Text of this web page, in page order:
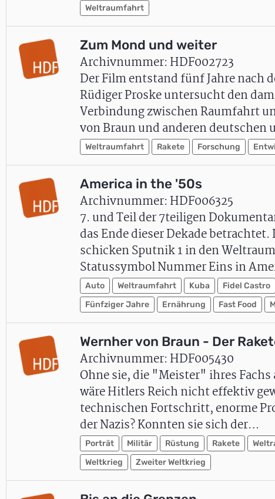
Weltraumfahrt
Zum Mond und weiter
Archivnummer: HDF002723
Der Film entstand fünf Jahre nach
Rüdiger Proske untersucht den
Verbindung zwischen Raumfahrt
von Braun und anderen
Weltraumfahrt Rakete Forschung
America in the '50s
Archivnummer: HDF006325
7. und Teil der 7teiligen
das Ende dieser Dekade
schicken Sputnik 1 in den
Statussymbol Nummer Eins in
Auto Weltraumfahrt Kuba Fidel Castro
Fünfziger Jahre
Ernährung Fast Food
Wernher von Braun - Der
Archivnummer: HDF005430
Ohne sie, die "Meister" ihres
wäre Hitlers Reich nicht effektiv
technischen Fortschritt, enorme
der Nazis? Konnten sie sich der…
Porträt Militär Rüstung Rakete
Weltkrieg
Zweiter Weltkrieg